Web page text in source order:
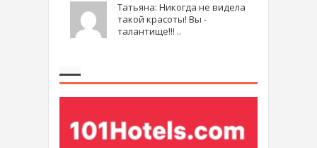
Татьяна: Никогда не видела
такой красоты! Вы -
талантище!!! ..